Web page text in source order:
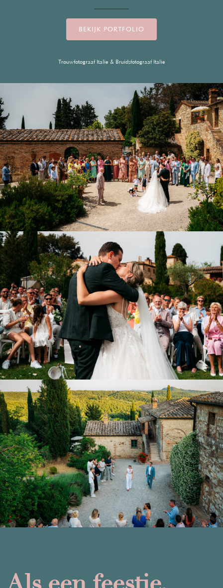
BEKIJK PORTFOLIO
Trouwfotograaf Italie & Bruidsfotograaf Italie